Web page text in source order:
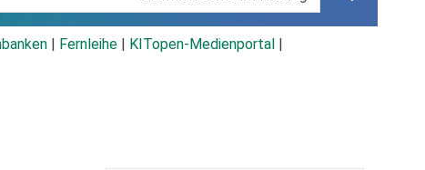
Fernleihe KITopen-Medienportal